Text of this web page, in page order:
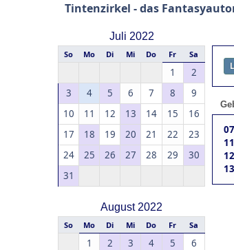
Tintenzirkel - das
Juli 2022
So Mo Di Mi Do Fr Sa
1
2
3
4 5 6 7 8
9
10
11 12 13 14 15
16
17
18 19 20 21 22
23
24
25 26 27 28 29
30
31
August 2022
So Mo Di Mi Do Fr Sa
1 2 3 4 5
6